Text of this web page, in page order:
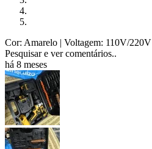
Cor: Amarelo | Voltagem: 110V/220V
Pesquisar e ver comentários..
há 8 meses